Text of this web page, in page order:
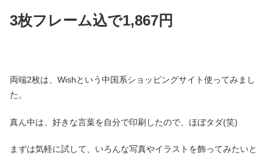
3枚フレーム込で1,867円
両端2枚は、Wishという中国系ショッピングサイト使ってみまし
た。
真ん中は、好きな言葉を自分で印刷したので、ほぼタダ(笑)
まずは気軽に試して、いろんな写真やイラストを飾ってみたいと